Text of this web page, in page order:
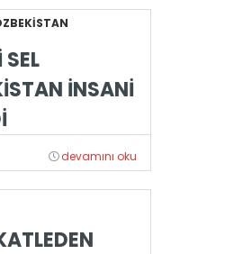
İNSANİ
devamını oku